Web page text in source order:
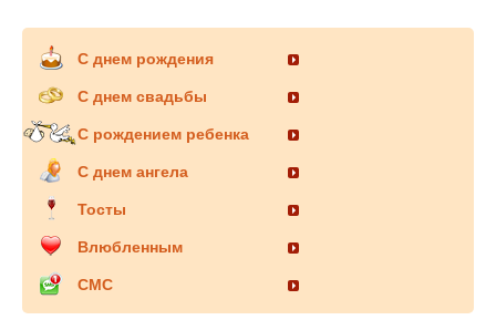
С днем рождения
С днем свадьбы
С рождением ребенка
С днем ангела
Тосты
Влюбленным
СМС